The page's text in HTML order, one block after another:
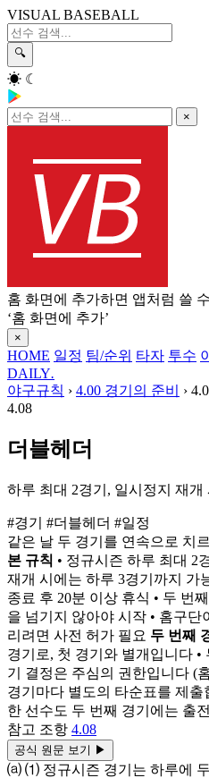
VISUAL BASEBALL
🔍
☀ ☾
×
홈 화면에 추가하면 앱처럼 쓸
‘홈 화면에 추가’
×
HOME 일정 팀/순위 타자 투수
DAILY.
야구규칙 › 4.00 경기의 준비 ›
4.08
더블헤더
하루 최대 2경기, 일시정지 재개
#경기 #더블헤더 #일정
같은 날 두 경기를 연속으로 치
본 규칙 • 정규시즌 하루 최대 2
재개 시에는 하루 3경기까지 가
종료 후 20분 이상 휴식 • 두 번
을 넘기지 않아야 시작 • 홈구
리려면 사전 허가 필요 두 번째
경기로, 첫 경기와 별개입니다 •
기 결정은 주심의 권한입니다 (
경기마다 별도의 타순표를 제
한 선수도 두 번째 경기에는 출
참고 조항 4.08
공식 원문 보기 ▶
⒜ ⑴ 정규시즌 경기는 하루에